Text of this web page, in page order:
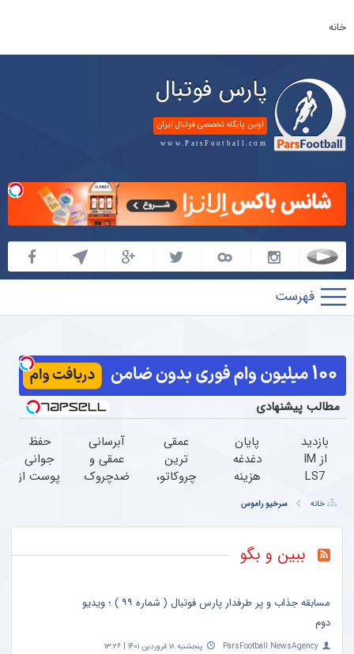
خانه
پارس فوتبال
اولین پایگاه تخصصی فوتبال ایران
www.ParsFootball.com
پارس
فوتبال
مطالب پیشنهادی
بازدید
از IM
LS7
ترین
شاسی
بلند
برقی
در
باشگاه
انقلاب
پایان
دغدغه
هزینه
دندان
پزشکی
با پک
سفید
خانگی
عمقی
ترین
چروکاتو،
جوانساز،
تخفیف
آبرسانی
عمقی و
ضدچروک
بدون
امشب)
حفظ
جوانی
پوست از
جلبک
خانه سرخیو راموس
ببین و بگو
مسابقه جذاب و پر طرفدار پارس فوتبال ( شماره ۹۹ ) ؛ ویدیو
دوم
ParsFootball NewsAgency پنجشنبه ۱۸ فروردین ۱۴۰۱ | ۱۳:۲۶